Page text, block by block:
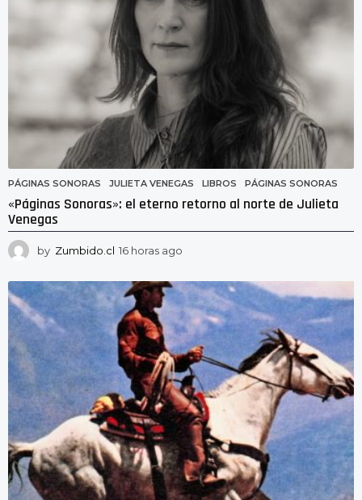
PÁGINAS SONORAS JULIETA VENEGAS ,LIBROS ,PÁGINAS SONORAS
«Páginas Sonoras»: el eterno retorno al norte de Julieta
Venegas
by Zumbido.cl 16 horas ago
h
o
r
a
s
a
g
o